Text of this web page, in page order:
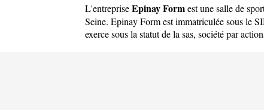
L'entrepriseEpinay Formest unesalle de
Seine. Epinay Form est immatriculée sous le
exerce sous la statut de la sas, société par